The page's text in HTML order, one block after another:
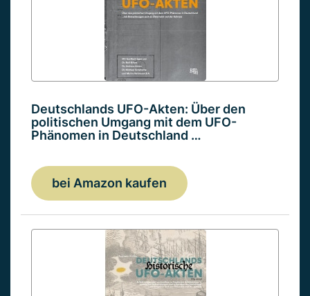
Deutschlands UFO-Akten: Über den
politischen Umgang mit dem UFO-
Phänomen in Deutschland …
bei Amazon kaufen